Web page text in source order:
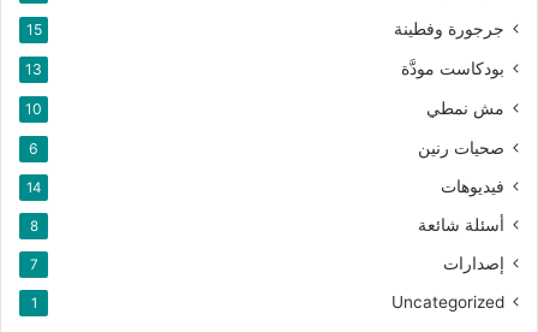
جرجورة وفطينة 15
بودكاست مودَّة 13
مش نمطي 10
صحيات رنين 6
فيديوهات 14
أسئلة شائعة 8
إصدارات 7
Uncategorized
1